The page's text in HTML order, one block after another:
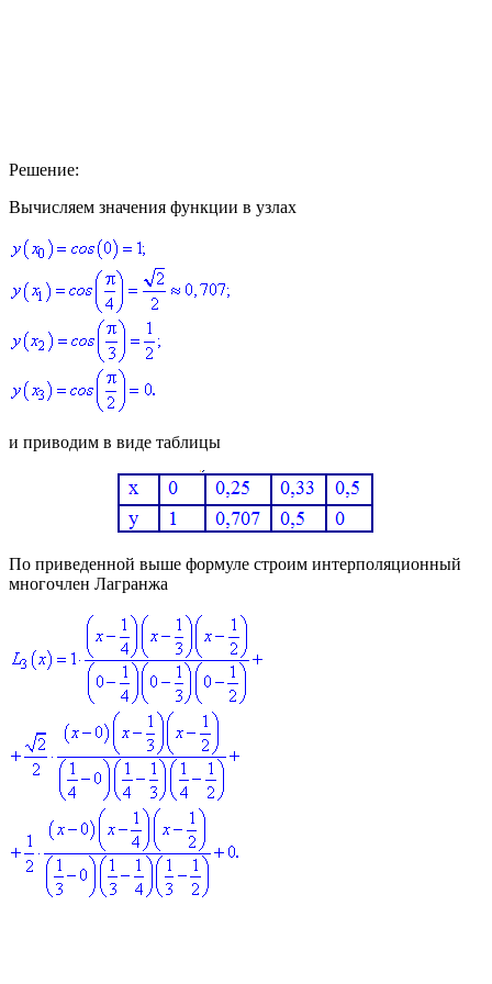
Решение:
Вычисляем значения функции в узлах
и приводим в виде таблицы
По приведенной выше формуле строим интерполяционный
многочлен Лагранжа